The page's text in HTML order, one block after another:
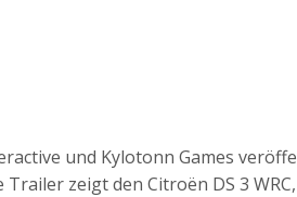
und Kylotonn Games
Trailer zeigt den Citroën DS 3